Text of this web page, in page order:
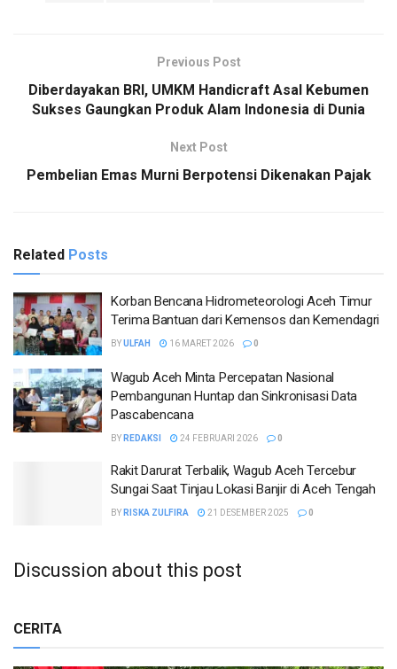
Previous Post
Diberdayakan BRI, UMKM Handicraft Asal Kebumen
Sukses Gaungkan Produk Alam Indonesia di Dunia
Next Post
Pembelian Emas Murni Berpotensi Dikenakan Pajak
Related Posts
Korban Bencana Hidrometeorologi Aceh Timur
Terima Bantuan dari Kemensos dan Kemendagri
BYULFAH 16 MARET 2026 0
Wagub Aceh Minta Percepatan Nasional
Pembangunan Huntap dan Sinkronisasi Data
Pascabencana
BY REDAKSI 24 FEBRUARI 2026 0
Rakit Darurat Terbalik, Wagub Aceh Tercebur
Sungai Saat Tinjau Lokasi Banjir di Aceh Tengah
BY RISKA ZULFIRA 21 DESEMBER 2025 0
Discussion about this post
CERITA